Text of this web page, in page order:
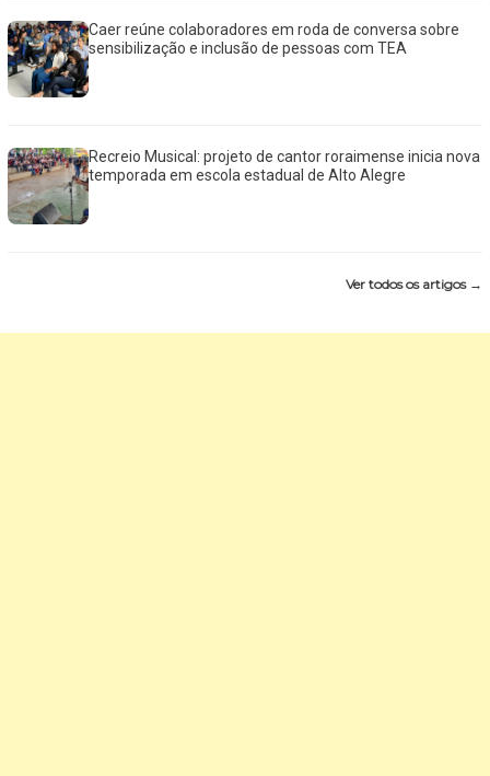
Caer reúne colaboradores em roda de conversa sobre
sensibilização e inclusão de pessoas com TEA
Recreio Musical: projeto de cantor roraimense inicia nova
temporada em escola estadual de Alto Alegre
Ver todos os artigos →